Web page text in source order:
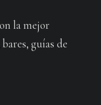
la mejor
guías de